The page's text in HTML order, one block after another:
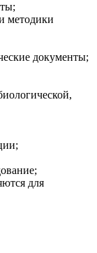
методики
документы;
для